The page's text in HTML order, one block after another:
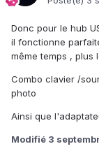
Donc pour le hub
il fonctionne
même temps , plus
Combo clavier /
photo
Ainsi que
Modifié 3